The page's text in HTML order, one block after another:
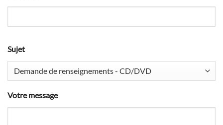
Sujet
Votre message